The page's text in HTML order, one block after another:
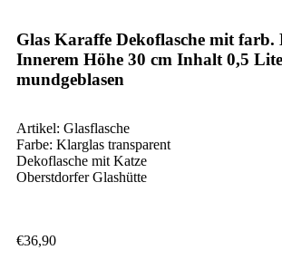
Glas Karaffe Dekoflasche mit farb.
Innerem Höhe 30 cm Inhalt 0,5
mundgeblasen
Artikel: Glasflasche
Farbe: Klarglas transparent
Dekoflasche mit Katze
Oberstdorfer Glashütte
€36,90